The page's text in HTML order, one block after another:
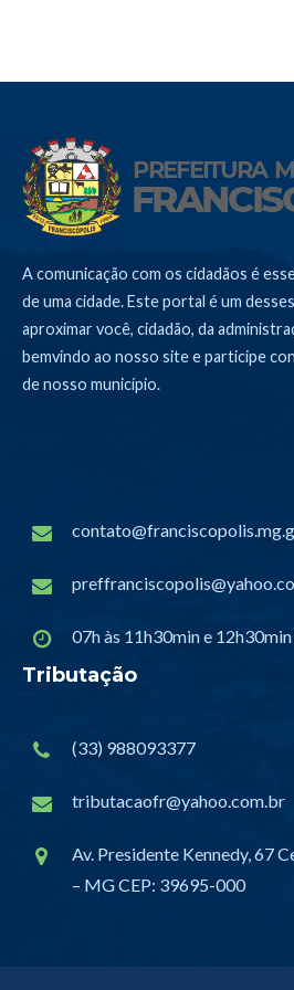
A comunicação com os cidadãos é
de uma cidade. Este portal é um
aproximar você, cidadão, da
bemvindo ao nosso site e participe
de nosso município.
07h às 11h30min e 12h30min
Tributação
(33) 988093377
tributacaofr@yahoo.com.br
Av. Presidente Kennedy, 67
– MG CEP: 39695-000